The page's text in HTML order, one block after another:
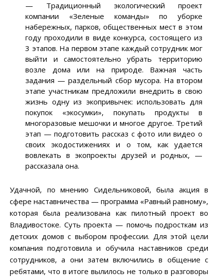
— Традиционный экологический проект
компании «Зеленые команды» по уборке
набережных, парков, общественных мест в этом
году проходили в виде конкурса, состоящего из
3 этапов. На первом этапе каждый сотрудник мог
выйти и самостоятельно убрать территорию
возле дома или на природе. Важная часть
задания — раздельный сбор мусора. На втором
этапе участникам предложили внедрить в свою
жизнь одну из экопривычек: использовать для
покупок «экосумки», покупать продукты в
многоразовые мешочки и многое другое. Третий
этап — подготовить рассказ с фото или видео о
своих экодостижениях и о том, как удается
вовлекать в экопроекты друзей и родных, —
рассказала она.
Удачной, по мнению Сидельниковой, была акция в
сфере наставничества — программа «Равный равному»,
которая была реализована как пилотный проект во
Владивостоке. Суть проекта — помочь подросткам из
детских домов с выбором профессии. Для этой цели
компания подготовила и обучила наставников среди
сотрудников, а они затем включились в общение с
ребятами, что в итоге вылилось не только в разговоры